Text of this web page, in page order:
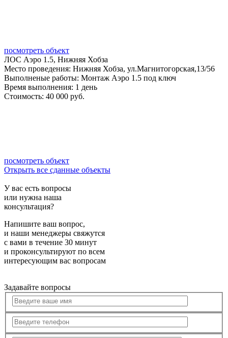
посмотреть объект
ЛОС Аэро 1.5, Нижняя Хобза
Место проведения: Нижняя Хобза, ул.Магнитогорская,13/56
Выполненые работы: Монтаж Аэро 1.5 под ключ
Время выполнения: 1 день
Стоимость: 40 000 руб.
посмотреть объект
Открыть все сданные объекты
У вас есть вопросы
или нужна наша
консультация?
Напишите ваш вопрос,
и наши менеджеры свяжутся
с вами в течение 30 минут
и проконсультируют по всем
интересующим вас вопросам
Задавайте вопросы